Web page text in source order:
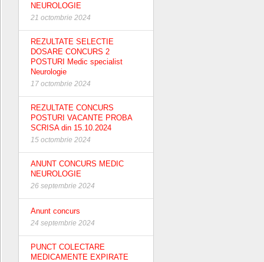
NEUROLOGIE
21 octombrie 2024
REZULTATE SELECTIE
DOSARE CONCURS 2
POSTURI Medic specialist
Neurologie
17 octombrie 2024
REZULTATE CONCURS
POSTURI VACANTE PROBA
SCRISA din 15.10.2024
15 octombrie 2024
ANUNT CONCURS MEDIC
NEUROLOGIE
26 septembrie 2024
Anunt concurs
24 septembrie 2024
PUNCT COLECTARE
MEDICAMENTE EXPIRATE